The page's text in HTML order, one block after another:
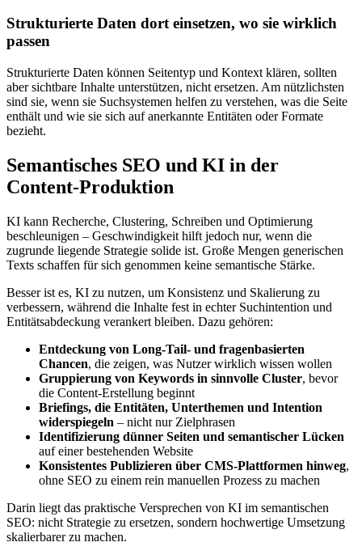
Strukturierte Daten dort einsetzen, wo sie wirklich
passen
Strukturierte Daten können Seitentyp und Kontext klären, sollten
aber sichtbare Inhalte unterstützen, nicht ersetzen. Am nützlichsten
sind sie, wenn sie Suchsystemen helfen zu verstehen, was die Seite
enthält und wie sie sich auf anerkannte Entitäten oder Formate
bezieht.
Semantisches SEO und KI in der
Content-Produktion
KI kann Recherche, Clustering, Schreiben und Optimierung
beschleunigen – Geschwindigkeit hilft jedoch nur, wenn die
zugrunde liegende Strategie solide ist. Große Mengen generischen
Texts schaffen für sich genommen keine semantische Stärke.
Besser ist es, KI zu nutzen, um Konsistenz und Skalierung zu
verbessern, während die Inhalte fest in echter Suchintention und
Entitätsabdeckung verankert bleiben. Dazu gehören:
Entdeckung von Long-Tail- und fragenbasierten
Chancen, die zeigen, was Nutzer wirklich wissen wollen
Gruppierung von Keywords in sinnvolle Cluster, bevor
die Content-Erstellung beginnt
Briefings, die Entitäten, Unterthemen und Intention
widerspiegeln – nicht nur Zielphrasen
Identifizierung dünner Seiten und semantischer Lücken
auf einer bestehenden Website
Konsistentes Publizieren über CMS-Plattformen hinweg,
ohne SEO zu einem rein manuellen Prozess zu machen
Darin liegt das praktische Versprechen von KI im semantischen
SEO: nicht Strategie zu ersetzen, sondern hochwertige Umsetzung
skalierbarer zu machen.